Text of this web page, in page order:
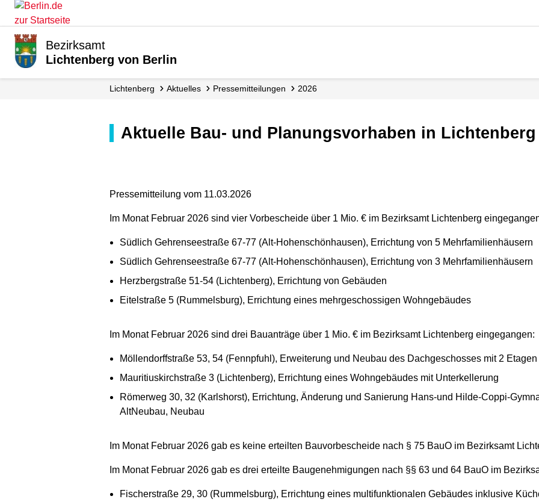
Bezirksamt
Lichtenberg von Berlin
Lichtenberg Aktuelles Presse­mitteilungen 2026
Aktuelle Bau- und Planungsvorhaben in Lichtenberg
Pressemitteilung vom 11.03.2026
Im Monat Februar 2026 sind vier Vorbescheide über 1 Mio. € im Bezirksamt Lichtenberg
Südlich Gehrenseestraße 67-77 (Alt-Hohenschönhausen), Errichtung von 5 Mehrfamilienhäusern
Südlich Gehrenseestraße 67-77 (Alt-Hohenschönhausen), Errichtung von 3 Mehrfamilienhäusern
Herzbergstraße 51-54 (Lichtenberg), Errichtung von Gebäuden
Eitelstraße 5 (Rummelsburg), Errichtung eines mehrgeschossigen Wohngebäudes
Im Monat Februar 2026 sind drei Bauanträge über 1 Mio. € im Bezirksamt Lichtenberg eingegangen:
Möllendorffstraße 53, 54 (Fennpfuhl), Erweiterung und Neubau des Dachgeschosses mit 2 Etagen
Mauritiuskirchstraße 3 (Lichtenberg), Errichtung eines Wohngebäudes mit Unterkellerung
Römerweg 30, 32 (Karlshorst), Errichtung, Änderung und Sanierung Hans-und Hilde-Coppi-
AltNeubau, Neubau
Im Monat Februar 2026 gab es keine erteilten Bauvorbescheide nach § 75 BauO im Bezirksamt
Im Monat Februar 2026 gab es drei erteilte Baugenehmigungen nach §§ 63 und 64 BauO im
Fischerstraße 29, 30 (Rummelsburg), Errichtung eines multifunktionalen Gebäudes inklusive